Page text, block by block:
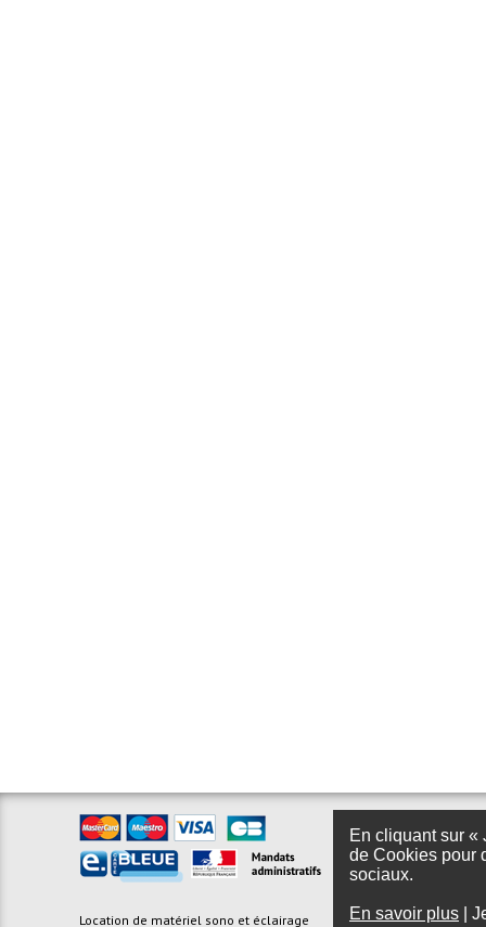
En cliquant sur «
de Cookies pour
sociaux.
En savoir plus
Location de matériel sono et éclairage Foire aux questions